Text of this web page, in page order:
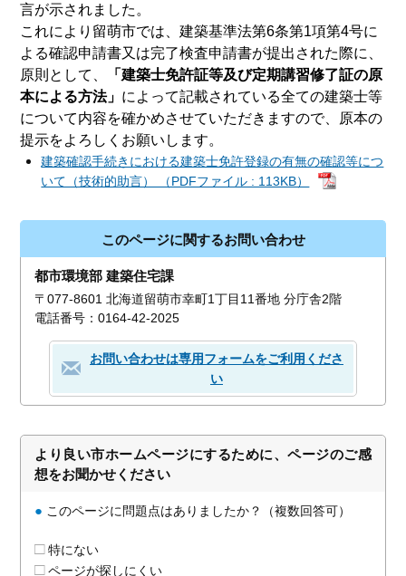
言が示されました。
これにより留萌市では、建築基準法第6条第1項第4号に
よる確認申請書又は完了検査申請書が提出された際に、
原則として、
「建築士免許証等及び定期講習修了証の原
本による方法」 によって記載されている全ての建築士等
について内容を確かめさせていただきますので、原本の
提示をよろしくお願いします。
建築確認手続きにおける建築士免許登録の有無の確認等につ
いて（技術的助言） （PDFファイル : 113KB）
このページに関するお問い合わせ
都市環境部 建築住宅課
〒077-8601 北海道留萌市幸町1丁目11番地 分庁舎2階
電話番号：0164-42-2025
お問い合わせは専用フォームをご利用くださ
い
より良い市ホームページにするために、ページのご感
想をお聞かせください
● このページに問題点はありましたか？（複数回答可）
特にない
ページが探しにくい